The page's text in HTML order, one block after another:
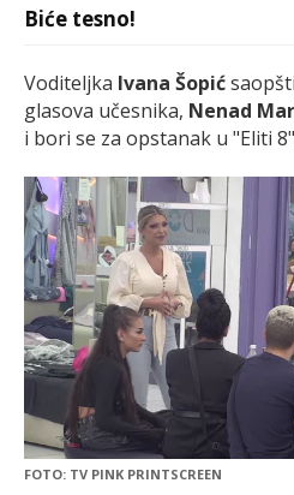
Biće tesno!
Voditeljka Ivana Šopić
glasova učesnika, Nenad
i bori se za opstanak u "Eliti
FOTO: TV PINK PRINTSCREEN